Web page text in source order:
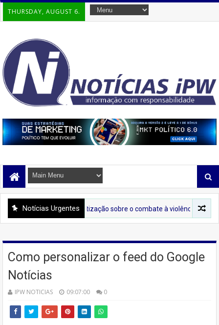
THURSDAY, AUGUST 6.
Notícias Urgentes
conscientização sobre o combate à violência contra a mulher ao
Como personalizar o feed do Google
Notícias
IPW NOTICIAS 09:07:00 0